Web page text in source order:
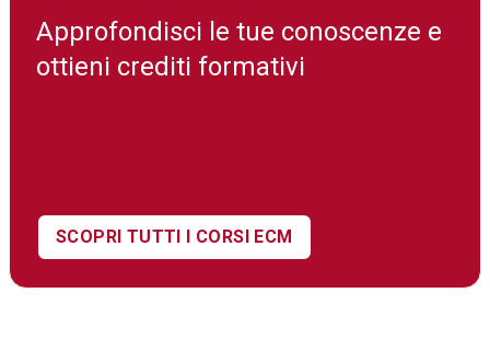
Approfondisci le tue conoscenze e
ottieni crediti formativi
SCOPRI TUTTI I CORSI ECM